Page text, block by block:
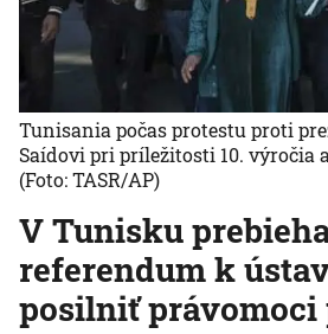
V Tunisku
referendum k
posilniť právomoci
Tunisania počas protestu proti
Saídovi pri príležitosti 10. výročia
(Foto: TASR/AP)